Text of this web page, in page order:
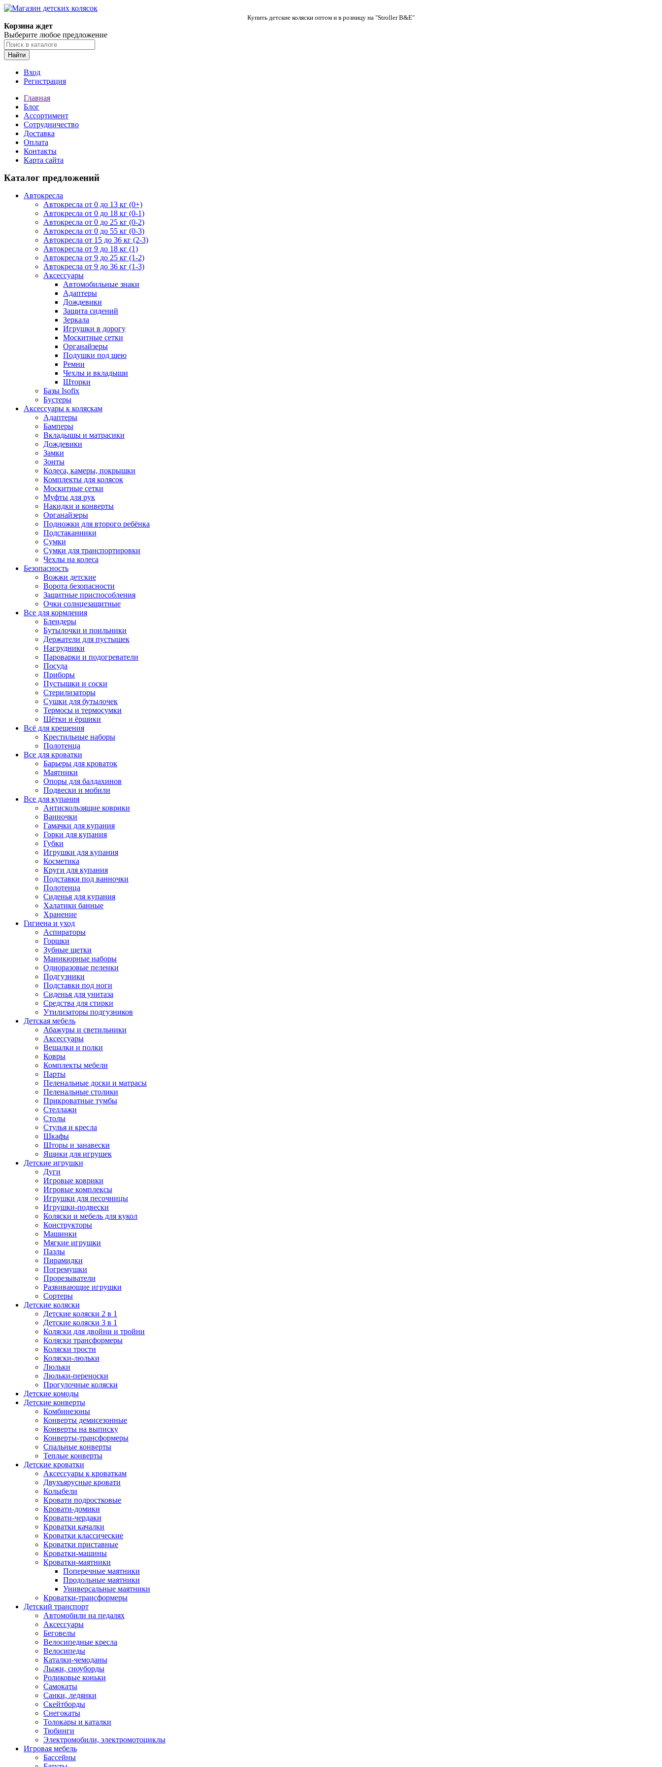
Купить детские коляски оптом и в розницу на "Stroller B&E"
Корзина ждет
Выберите любое предложение
Найти
Вход
Регистрация
Главная
Блог
Ассортимент
Сотрудничество
Доставка
Оплата
Контакты
Карта сайта
Каталог предложений
Автокресла
Автокресла от 0 до 13 кг (0+)
Автокресла от 0 до 18 кг (0-1)
Автокресла от 0 до 25 кг (0-2)
Автокресла от 0 до 55 кг (0-3)
Автокресла от 15 до 36 кг (2-3)
Автокресла от 9 до 18 кг (1)
Автокресла от 9 до 25 кг (1-2)
Автокресла от 9 до 36 кг (1-3)
Аксессуары
Автомобильные знаки
Адаптеры
Дождевики
Защита сидений
Зеркала
Игрушки в дорогу
Москитные сетки
Органайзеры
Подушки под шею
Ремни
Чехлы и вкладыши
Шторки
Базы Isofix
Бустеры
Аксессуары к коляскам
Адаптеры
Бамперы
Вкладышы и матрасики
Дождевики
Замки
Зонты
Колеса, камеры, покрышки
Комплекты для колясок
Москитные сетки
Муфты для рук
Накидки и конверты
Органайзеры
Подножки для второго ребёнка
Подстаканники
Сумки
Сумки для транспортировки
Чехлы на колеса
Безопасность
Вожжи детские
Ворота безопасности
Защитные приспособления
Очки солнцезащитные
Все для кормления
Блендеры
Бутылочки и поильники
Держатели для пустышек
Нагрудники
Пароварки и подогреватели
Посуда
Приборы
Пустышки и соски
Стерилизаторы
Сушки для бутылочек
Термосы и термосумки
Щётки и ёршики
Всё для крещения
Крестильные наборы
Полотенца
Все для кроватки
Барьеры для кроваток
Маятники
Опоры для балдахинов
Подвески и мобили
Все для купания
Антискользящие коврики
Ванночки
Гамачки для купания
Горки для купания
Губки
Игрушки для купания
Косметика
Круги для купания
Подставки под ванночки
Полотенца
Сиденья для купания
Халатики банные
Хранение
Гигиена и уход
Аспираторы
Горшки
Зубные щетки
Маникюрные наборы
Одноразовые пеленки
Подгузники
Подставки под ноги
Сиденья для унитаза
Средства для стирки
Утилизаторы подгузников
Детская мебель
Абажуры и светильники
Аксессуары
Вешалки и полки
Ковры
Комплекты мебели
Парты
Пеленальные доски и матрасы
Пеленальные столики
Прикроватные тумбы
Стеллажи
Столы
Стулья и кресла
Шкафы
Шторы и занавески
Ящики для игрушек
Детские игрушки
Дуги
Игровые коврики
Игровые комплексы
Игрушки для песочницы
Игрушки-подвески
Коляски и мебель для кукол
Конструкторы
Машинки
Мягкие игрушки
Пазлы
Пирамидки
Погремушки
Прорезыватели
Развивающие игрушки
Сортеры
Детские коляски
Детские коляски 2 в 1
Детские коляски 3 в 1
Коляски для двойни и тройни
Коляски трансформеры
Коляски трости
Коляски-люльки
Люльки
Люльки-переноски
Прогулочные коляски
Детские комоды
Детские конверты
Комбинезоны
Конверты демисезонные
Конверты на выписку
Конверты-трансформеры
Спальные конверты
Теплые конверты
Детские кроватки
Аксессуары к кроваткам
Двухъярусные кровати
Колыбели
Кровати подростковые
Кровати-домики
Кровати-чердаки
Кроватки качалки
Кроватки классические
Кроватки приставные
Кроватки-машины
Кроватки-маятники
Поперечные маятники
Продольные маятники
Универсальные маятники
Кроватки-трансформеры
Детский транспорт
Автомобили на педалях
Аксессуары
Беговелы
Велосипедные кресла
Велосипеды
Каталки-чемоданы
Лыжи, сноуборды
Роликовые коньки
Самокаты
Санки, ледянки
Скейтборды
Снегокаты
Толокары и каталки
Тюбинги
Электромобили, электромотоциклы
Игровая мебель
Бассейны